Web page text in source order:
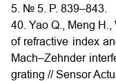
5. № 5. P. 839–843.
40. Yao Q., Meng
of refractive index
Mach–Zehnder
grating // Sensor